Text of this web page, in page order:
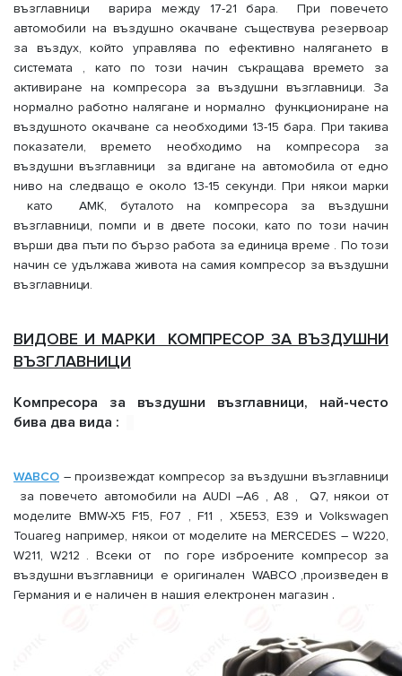
възглавници варира между 17-21 бара. При повечето
автомобили на въздушно окачване съществува резервоар
за въздух, който управлява по ефективно налягането в
системата , като по този начин съкращава времето за
активиране на компресора за въздушни възглавници. За
нормално работно налягане и нормално функциониране на
въздушното окачване са необходими 13-15 бара. При такива
показатели, времето необходимо на компресора за
въздушни възглавници за вдигане на автомобила от едно
ниво на следващо е около 13-15 секунди. При някои марки
като AMK, буталото на компресора за въздушни
възглавници, помпи и в двете посоки, като по този начин
върши два пъти по бързо работа за единица време . По този
начин се удължава живота на самия компресор за въздушни
възглавници.
ВИДОВЕ И МАРКИ КОМПРЕСОР ЗА ВЪЗДУШНИ
ВЪЗГЛАВНИЦИ
Компресора за въздушни възглавници, най-често
бива два вида :
WABCO – произвеждат компресор за въздушни възглавници
за повечето автомобили на AUDI –А6 , А8 , Q7, някои от
моделите BMW-X5 F15, F07 , F11 , X5E53, E39 и Volkswagen
Touareg например, някои от моделите на MERCEDES – W220,
W211, W212 . Всеки от по горе изброените компресор за
въздушни възглавници е оригинален WABCO ,произведен в
Германия и е наличен в нашия електронен магазин .